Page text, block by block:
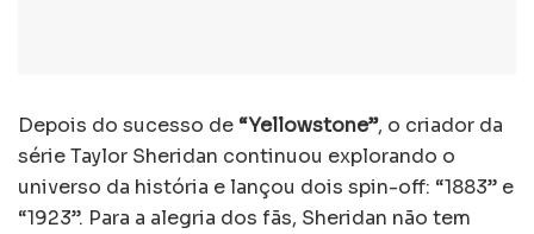
Depois do sucesso de “Yellowstone”, o criador da
série Taylor Sheridan continuou explorando o
universo da história e lançou dois spin-off: “1883” e
“1923”. Para a alegria dos fãs, Sheridan não tem